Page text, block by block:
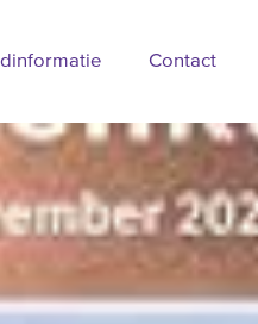
Contact